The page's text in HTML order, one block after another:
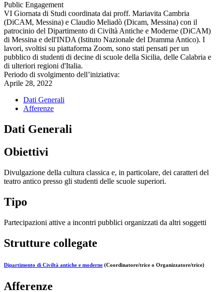
Public Engagement
VI Giornata di Studi coordinata dai proff. Mariavita Cambria
(DiCAM, Messina) e Claudio Meliadò (Dicam, Messina) con il
patrocinio del Dipartimento di Civiltà Antiche e Moderne (DiCAM)
di Messina e dell'INDA (Istituto Nazionale del Dramma Antico). I
lavori, svoltisi su piattaforma Zoom, sono stati pensati per un
pubblico di studenti di decine di scuole della Sicilia, delle Calabria e
di ulteriori regioni d'Italia.
Periodo di svolgimento dell’iniziativa:
Aprile 28, 2022
Dati Generali
Afferenze
Dati Generali
Obiettivi
Divulgazione della cultura classica e, in particolare, dei caratteri del
teatro antico presso gli studenti delle scuole superiori.
Tipo
Partecipazioni attive a incontri pubblici organizzati da altri soggetti
Strutture collegate
Dipartimento di Civiltà antiche e moderne (Coordinatore/trice o Organizzatore/trice)
Afferenze